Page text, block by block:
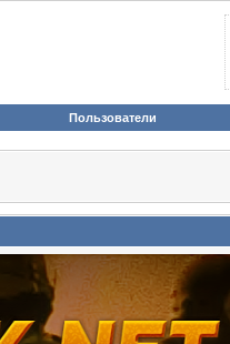
Пользователи